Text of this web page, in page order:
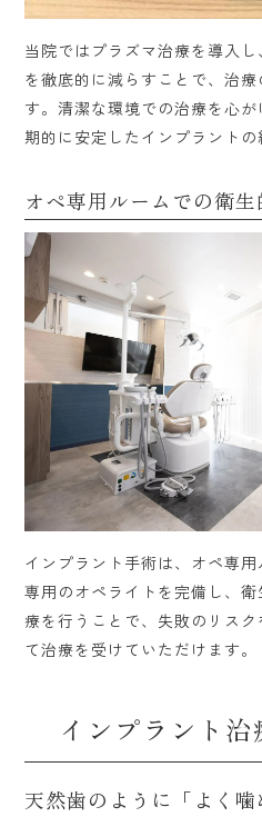
当院ではプラズマ治療を導入
を徹底的に減らすことで、治
す。清潔な環境での治療を心
期的に安定したインプラントの
オペ専用ルームでの衛
インプラント手術は、オペ専用
専用のオペライトを完備し、
療を行うことで、失敗のリス
て治療を受けていただけます。
インプラント治
天然歯のように「よく噛